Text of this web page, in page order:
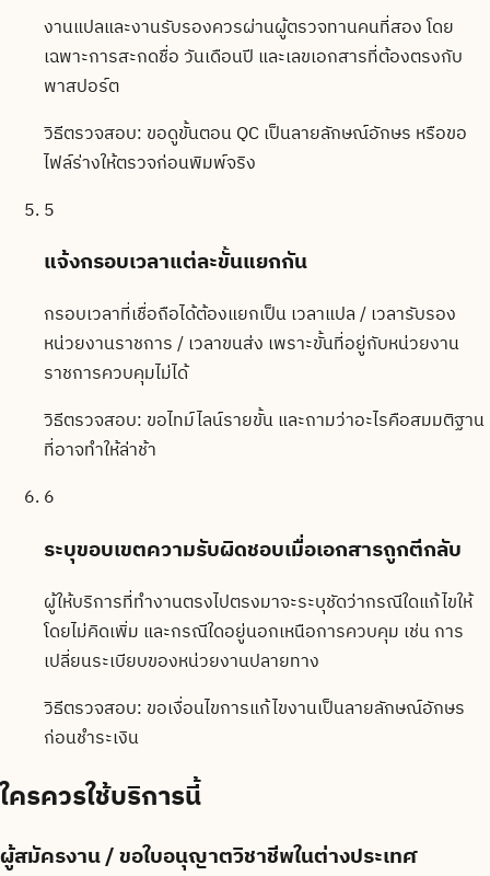
งานแปลและงานรับรองควรผ่านผู้ตรวจทานคนที่สอง โดย
เฉพาะการสะกดชื่อ วันเดือนปี และเลขเอกสารที่ต้องตรงกับ
พาสปอร์ต
วิธีตรวจสอบ: ขอดูขั้นตอน QC เป็นลายลักษณ์อักษร หรือขอ
ไฟล์ร่างให้ตรวจก่อนพิมพ์จริง
5
แจ้งกรอบเวลาแต่ละขั้นแยกกัน
กรอบเวลาที่เชื่อถือได้ต้องแยกเป็น เวลาแปล / เวลารับรอง
หน่วยงานราชการ / เวลาขนส่ง เพราะขั้นที่อยู่กับหน่วยงาน
ราชการควบคุมไม่ได้
วิธีตรวจสอบ: ขอไทม์ไลน์รายขั้น และถามว่าอะไรคือสมมติฐาน
ที่อาจทำให้ล่าช้า
6
ระบุขอบเขตความรับผิดชอบเมื่อเอกสารถูกตีกลับ
ผู้ให้บริการที่ทำงานตรงไปตรงมาจะระบุชัดว่ากรณีใดแก้ไขให้
โดยไม่คิดเพิ่ม และกรณีใดอยู่นอกเหนือการควบคุม เช่น การ
เปลี่ยนระเบียบของหน่วยงานปลายทาง
วิธีตรวจสอบ: ขอเงื่อนไขการแก้ไขงานเป็นลายลักษณ์อักษร
ก่อนชำระเงิน
ใครควรใช้บริการนี้
ผู้สมัครงาน / ขอใบอนุญาตวิชาชีพในต่างประเทศ